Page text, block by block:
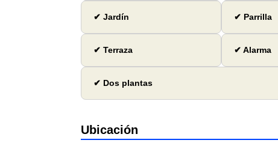
✔ Jardín ✔ Parrilla
✔ Terraza ✔ Alarma
✔ Dos plantas
Ubicación